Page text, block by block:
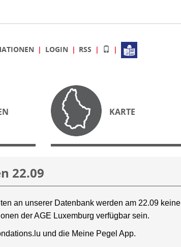
LOGIN RSS
KARTE
22.09
an unserer Datenbank werden am 22.09 keine
der AGE Luxemburg verfügbar sein.
und die Meine Pegel App.